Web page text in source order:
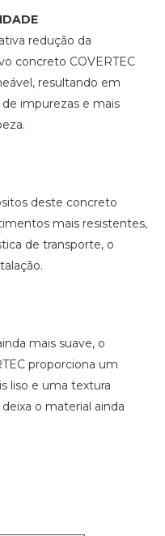
redução da
concreto COVERTEC
resultando em
impurezas e mais
deste concreto
mais resistentes,
de transporte, o
mais suave, o
proporciona um
liso e uma textura
o material ainda